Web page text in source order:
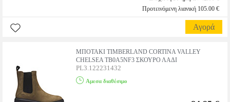
Προτεινόμενη λιανική 105.00 €
Αγορά
ΜΠΟΤΑΚΙ TIMBERLAND CORTINA VALLEY
CHELSEA TB0A5NF3 ΣΚΟΥΡΟ ΛΑΔΙ
PL3.122231432
Αμεσα διαθέσιμο